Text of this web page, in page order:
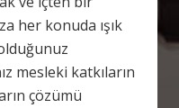
her konuda ışık
mesleki katkıların
çözümü